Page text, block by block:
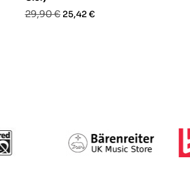
Prezzo
29,90 € Prezzo
25,42 €